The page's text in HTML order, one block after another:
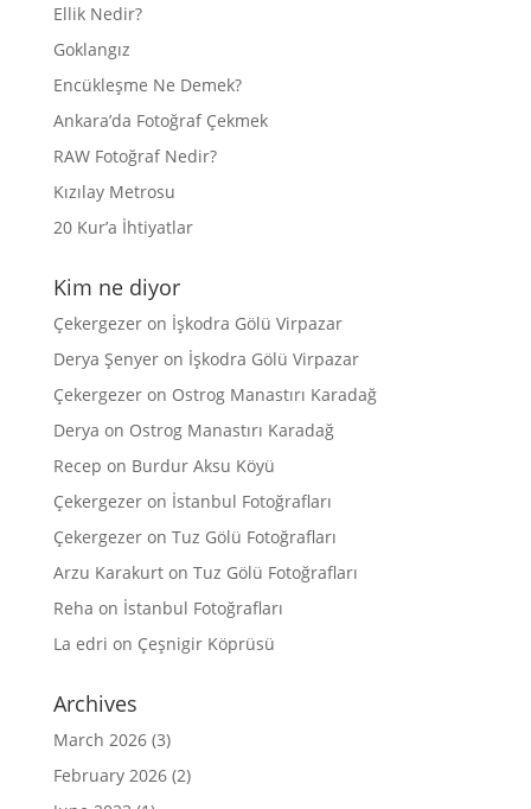
Ellik Nedir?
Goklangız
Encükleşme Ne Demek?
Ankara’da Fotoğraf Çekmek
RAW Fotoğraf Nedir?
Kızılay Metrosu
20 Kur’a İhtiyatlar
Kim ne diyor
Çekergezeron İşkodra Gölü Virpazar
Derya Şenyeron İşkodra Gölü Virpazar
Çekergezeron Ostrog Manastırı Karadağ
Derya on Ostrog Manastırı Karadağ
Recep on Burdur Aksu Köyü
Çekergezeron İstanbul Fotoğrafları
Çekergezeron Tuz Gölü Fotoğrafları
Arzu Karakurton Tuz Gölü Fotoğrafları
Reha on İstanbul Fotoğrafları
La edri on Çeşnigir Köprüsü
Archives
March 2026(3)
February 2026(2)